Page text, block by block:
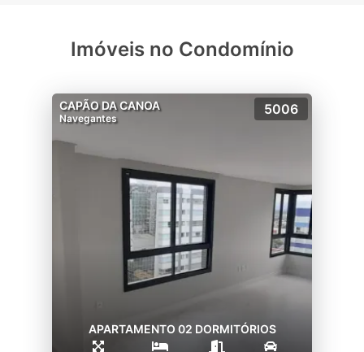
Imóveis no Condomínio
CAPÃO DA CANOA
Navegantes
5006
APARTAMENTO 02 DORMITÓRIOS